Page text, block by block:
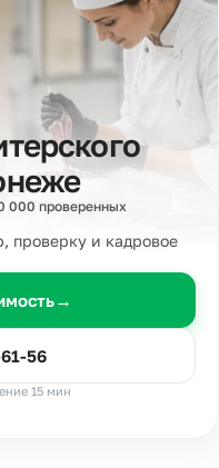
000 проверенных
проверку и кадровое
→
56
15 мин